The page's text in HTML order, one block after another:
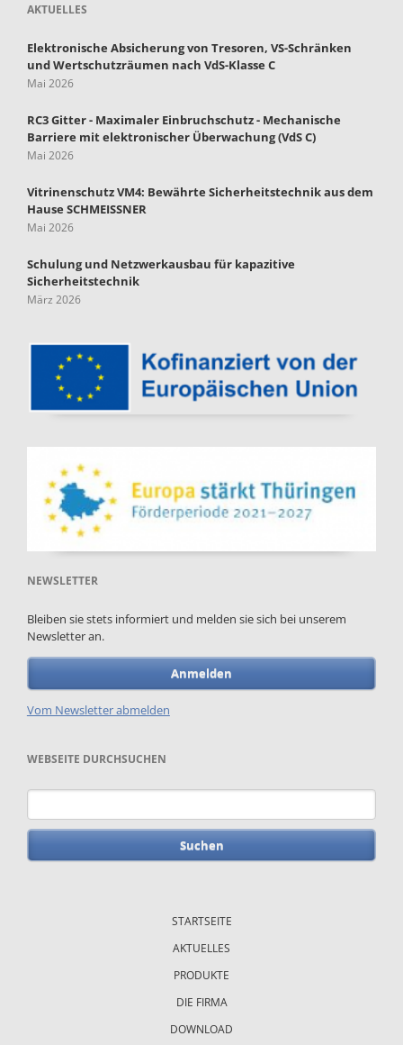
AKTUELLES
Elektronische Absicherung von Tresoren, VS-Schränken
und Wertschutzräumen nach VdS-Klasse C
Mai 2026
RC3 Gitter - Maximaler Einbruchschutz - Mechanische
Barriere mit elektronischer Überwachung (VdS C)
Mai 2026
Vitrinenschutz VM4: Bewährte Sicherheitstechnik aus dem
Hause SCHMEISSNER
Mai 2026
Schulung und Netzwerkausbau für kapazitive
Sicherheitstechnik
März 2026
NEWSLETTER
Bleiben sie stets informiert und melden sie sich bei unserem
Newsletter an.
Anmelden
Vom Newsletter abmelden
WEBSEITE DURCHSUCHEN
Suchbegriffe
STARTSEITE
AKTUELLES
PRODUKTE
DIE FIRMA
DOWNLOAD